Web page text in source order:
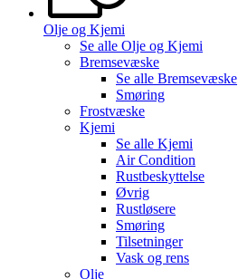
Olje og Kjemi
Se alle Olje og Kjemi
Bremsevæske
Se alle Bremsevæske
Smøring
Frostvæske
Kjemi
Se alle Kjemi
Air Condition
Rustbeskyttelse
Øvrig
Rustløsere
Smøring
Tilsetninger
Vask og rens
Olje